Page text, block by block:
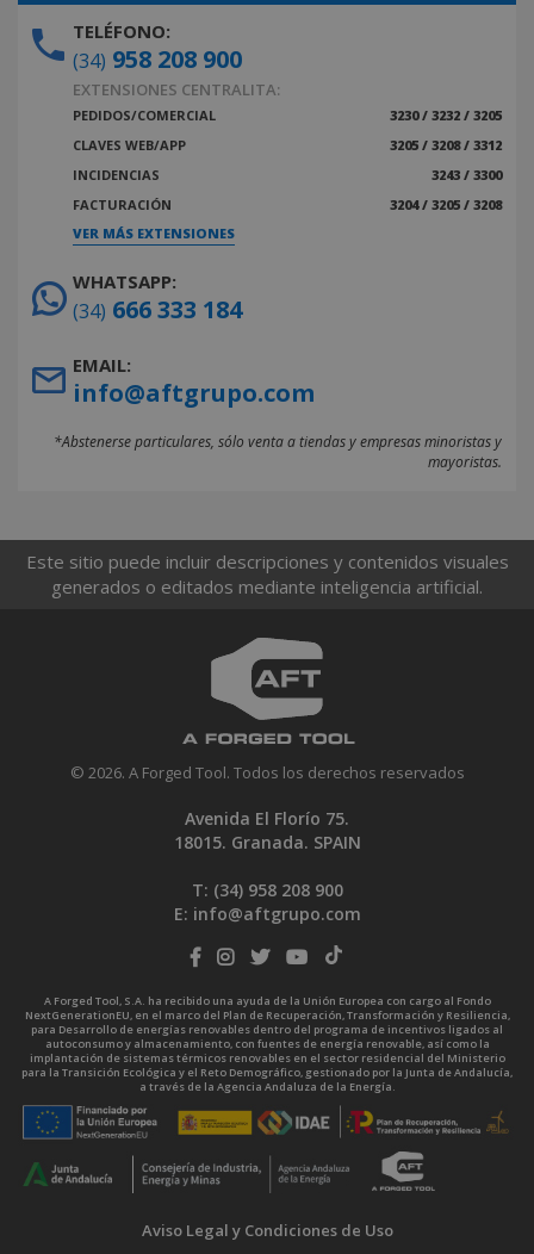
TELÉFONO:
(34) 958 208 900
EXTENSIONES CENTRALITA:
PEDIDOS/COMERCIAL
3230 / 3232 / 3205
CLAVES WEB/APP
3205 / 3208 / 3312
INCIDENCIAS
3243 / 3300
FACTURACIÓN
3204 / 3205 / 3208
VER MÁS EXTENSIONES
WHATSAPP:
(34) 666 333 184
EMAIL:
info@aftgrupo.com
*Abstenerse particulares, sólo venta a tiendas y empresas minoristas y
mayoristas.
Este sitio puede incluir descripciones y contenidos visuales
generados o editados mediante inteligencia artificial.
© 2026. A Forged Tool. Todos los derechos reservados
Avenida El Florío 75.
18015. Granada. SPAIN
T: (34) 958 208 900
E: info@aftgrupo.com
A Forged Tool, S.A. ha recibido una ayuda de la Unión Europea con cargo al Fondo
NextGenerationEU, en el marco del Plan de Recuperación, Transformación y Resiliencia,
para Desarrollo de energías renovables dentro del programa de incentivos ligados al
autoconsumo y almacenamiento, con fuentes de energía renovable, así como la
implantación de sistemas térmicos renovables en el sector residencial del Ministerio
para la Transición Ecológica y el Reto Demográfico, gestionado por la Junta de Andalucía,
a través de la Agencia Andaluza de la Energía.
Aviso Legal y Condiciones de Uso